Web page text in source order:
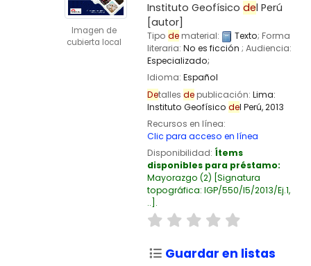
Imagen de
cubierta local
Instituto Geofísico del Perú
[autor]
Tipo dematerial: Texto; Forma
literaria: No es ficción ; Audiencia:
Especializado;
Idioma: Español
Detalles depublicación: Lima:
Instituto Geofísico del Perú,2013
Recursos en línea:
Clic para acceso en línea
Disponibilidad: Ítems
disponibles para préstamo:
Mayorazgo (2) Signatura
topográfica: IGP/550/I5/2013/Ej.1,
.. .
Guardar en listas